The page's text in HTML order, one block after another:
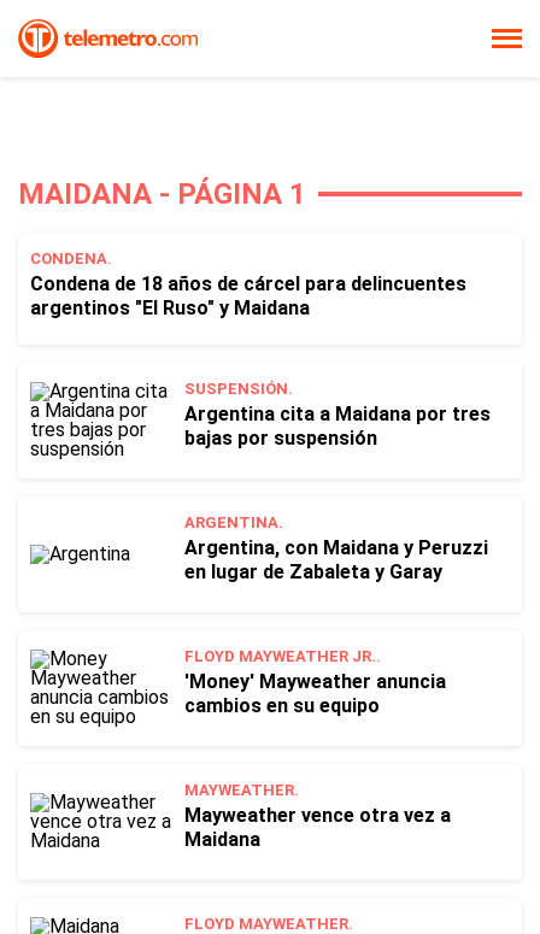
MAIDANA - PÁGINA 1
CONDENA.
Condena de 18 años de cárcel para delincuentes
argentinos "El Ruso" y Maidana
SUSPENSIÓN.
Argentina cita a Maidana por tres
bajas por suspensión
ARGENTINA.
Argentina, con Maidana y Peruzzi
en lugar de Zabaleta y Garay
FLOYD MAYWEATHER JR..
'Money' Mayweather anuncia
cambios en su equipo
MAYWEATHER.
Mayweather vence otra vez a
Maidana
FLOYD MAYWEATHER.